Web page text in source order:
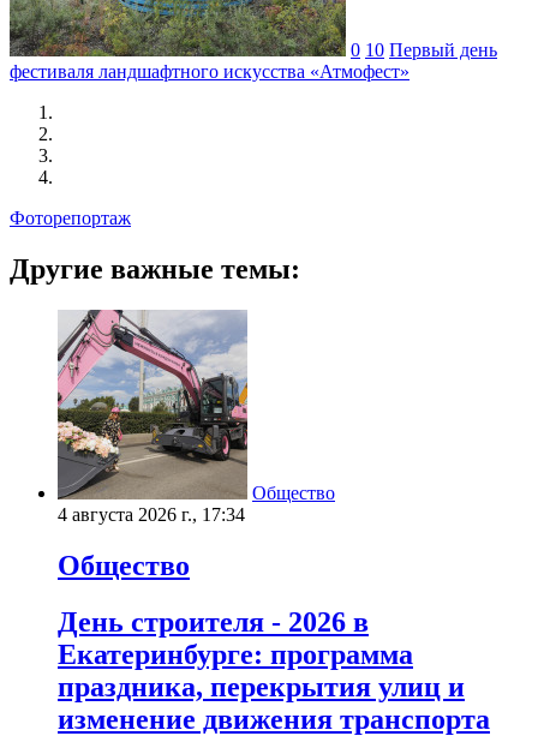
0 10 Первый день
фестиваля ландшафтного искусства «Атмофест»
Фоторепортаж
Другие важные темы:
Общество
4 августа 2026 г., 17:34
Общество
День строителя - 2026 в
Екатеринбурге: программа
праздника, перекрытия улиц и
изменение движения транспорта